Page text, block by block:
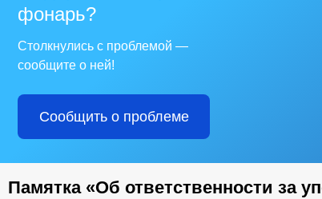
фонарь?
Столкнулись с проблемой —
сообщите о ней!
Сообщить о проблеме
Памятка «Об ответственности за